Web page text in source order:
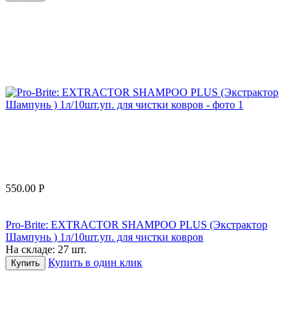
550.00 Р
Pro-Brite: EXTRACTOR SHAMPOO PLUS (Экстрактор
Шампунь ) 1л/10шт.уп. для чистки ковров
На складе: 27 шт.
Купить Купить в один клик